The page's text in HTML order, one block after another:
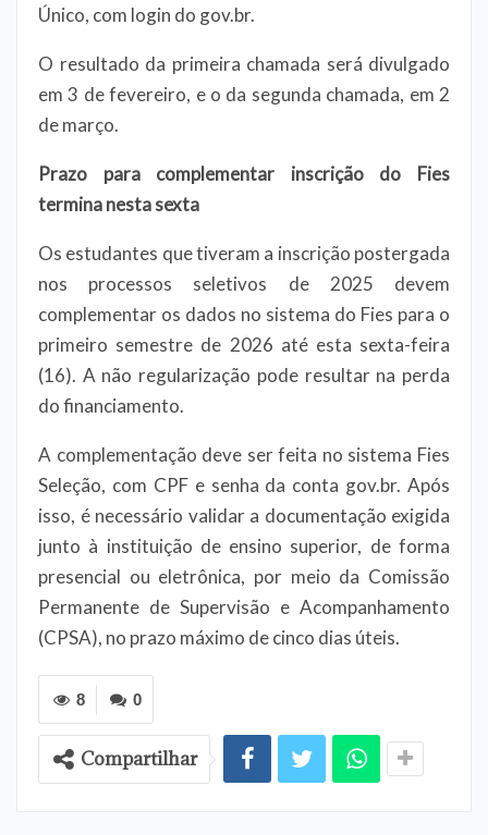
Único, com login do gov.br.
O resultado da primeira chamada será divulgado
em 3 de fevereiro, e o da segunda chamada, em 2
de março.
Prazo para complementar inscrição do Fies
termina nesta sexta
Os estudantes que tiveram a inscrição postergada
nos processos seletivos de 2025 devem
complementar os dados no sistema do Fies para o
primeiro semestre de 2026 até esta sexta-feira
(16). A não regularização pode resultar na perda
do financiamento.
A complementação deve ser feita no sistema Fies
Seleção, com CPF e senha da conta gov.br. Após
isso, é necessário validar a documentação exigida
junto à instituição de ensino superior, de forma
presencial ou eletrônica, por meio da Comissão
Permanente de Supervisão e Acompanhamento
(CPSA), no prazo máximo de cinco dias úteis.
0
8
Compartilhar